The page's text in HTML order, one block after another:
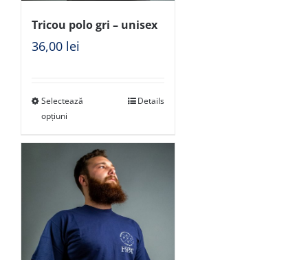
Tricou polo gri – unisex
36,00 lei
Selectează
opțiuni
Details